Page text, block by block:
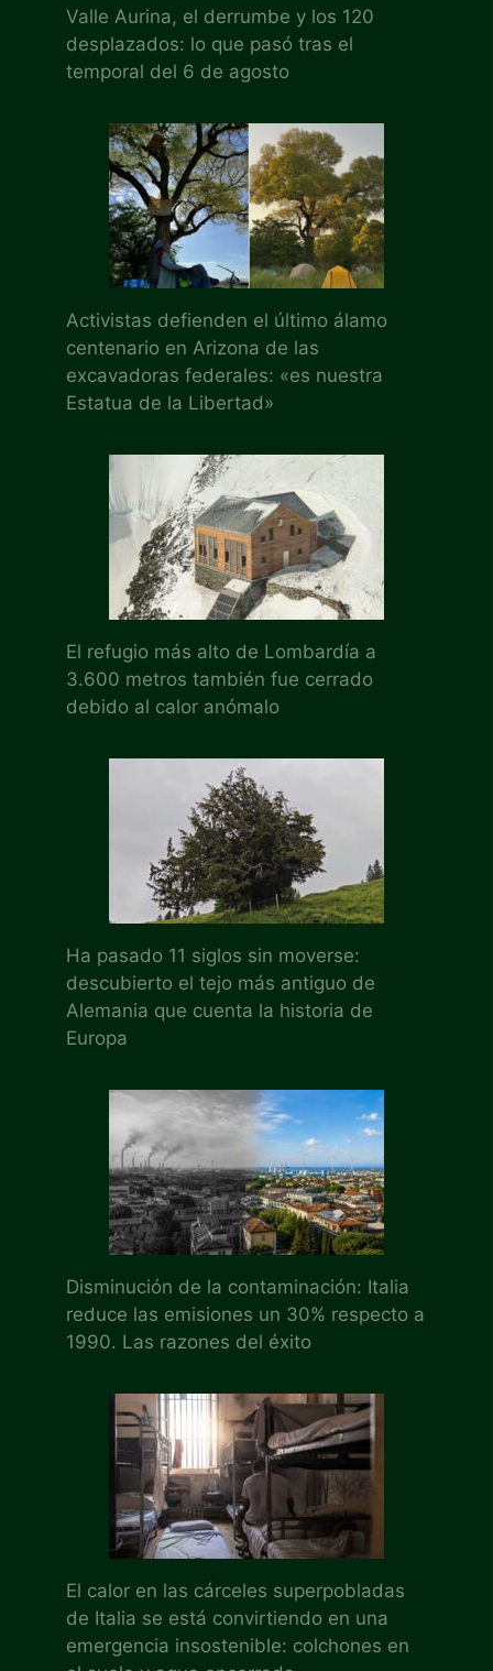
Valle Aurina, el derrumbe y los 120
desplazados: lo que pasó tras el
temporal del 6 de agosto
Activistas defienden el último álamo
centenario en Arizona de las
excavadoras federales: «es nuestra
Estatua de la Libertad»
El refugio más alto de Lombardía a
3.600 metros también fue cerrado
debido al calor anómalo
Ha pasado 11 siglos sin moverse:
descubierto el tejo más antiguo de
Alemania que cuenta la historia de
Europa
Disminución de la contaminación: Italia
reduce las emisiones un 30% respecto a
1990. Las razones del éxito
El calor en las cárceles superpobladas
de Italia se está convirtiendo en una
emergencia insostenible: colchones en